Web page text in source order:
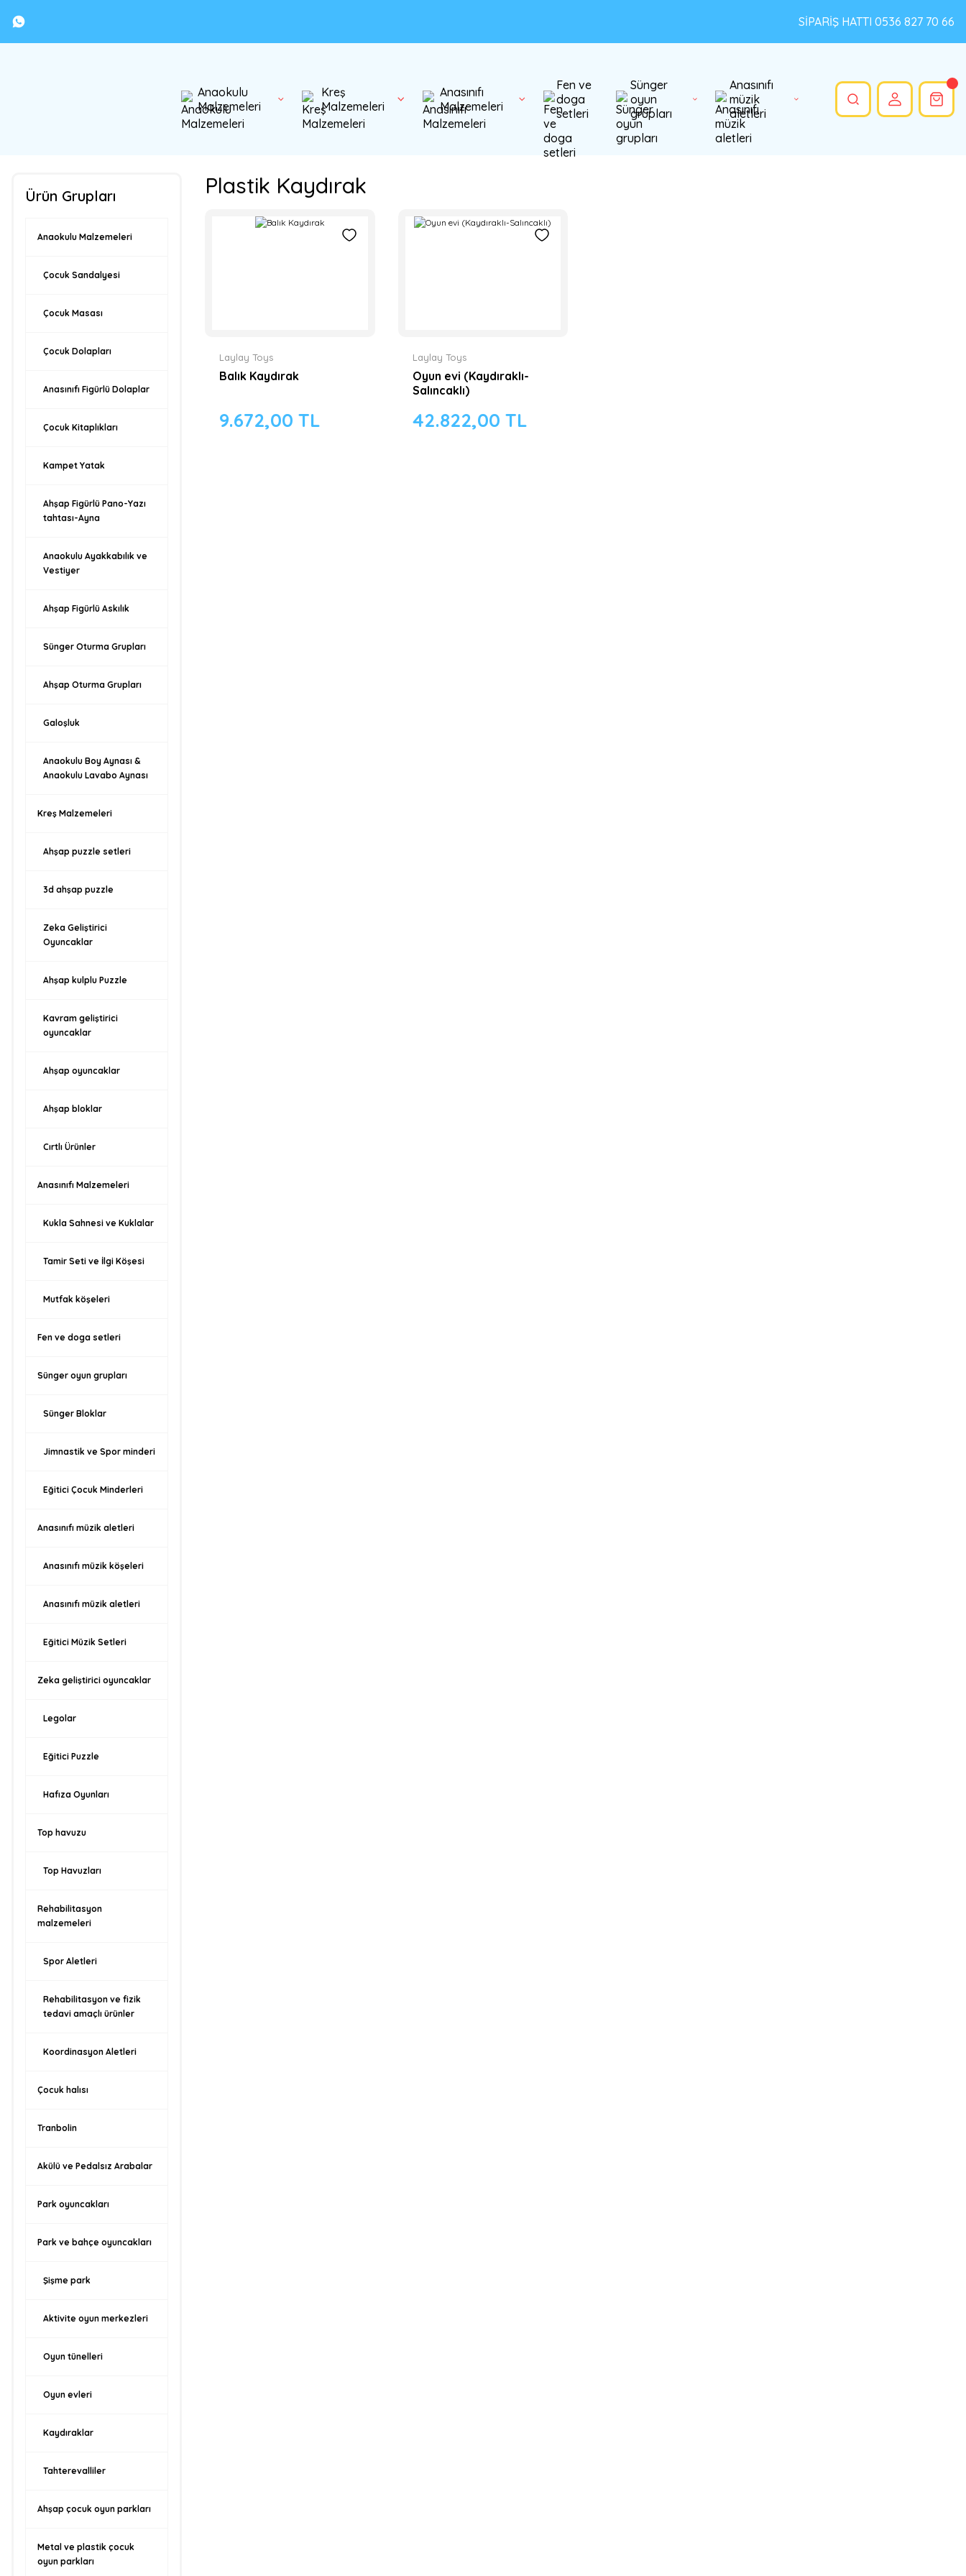
SİPARİŞ HATTI 0536 827 70 66
Anaokulu
Malzemeleri
Kreş
Malzemeleri
Anasınıfı
Malzemeleri
Fen ve
doga
setleri
Sünger
oyun
grupları
Anasınıfı
müzik
aletleri
Ürün Grupları
Anaokulu Malzemeleri
Çocuk Sandalyesi
Çocuk Masası
Çocuk Dolapları
Anasınıfı Figürlü Dolaplar
Çocuk Kitaplıkları
Kampet Yatak
Ahşap Figürlü Pano-Yazı
tahtası-Ayna
Anaokulu Ayakkabılık ve
Vestiyer
Ahşap Figürlü Askılık
Sünger Oturma Grupları
Ahşap Oturma Grupları
Galoşluk
Anaokulu Boy Aynası &
Anaokulu Lavabo Aynası
Kreş Malzemeleri
Ahşap puzzle setleri
3d ahşap puzzle
Zeka Geliştirici
Oyuncaklar
Ahşap kulplu Puzzle
Kavram geliştirici
oyuncaklar
Ahşap oyuncaklar
Ahşap bloklar
Cırtlı Ürünler
Anasınıfı Malzemeleri
Kukla Sahnesi ve Kuklalar
Tamir Seti ve İlgi Köşesi
Mutfak köşeleri
Fen ve doga setleri
Sünger oyun grupları
Sünger Bloklar
Jimnastik ve Spor minderi
Eğitici Çocuk Minderleri
Anasınıfı müzik aletleri
Anasınıfı müzik köşeleri
Anasınıfı müzik aletleri
Eğitici Müzik Setleri
Zeka geliştirici oyuncaklar
Legolar
Eğitici Puzzle
Hafıza Oyunları
Top havuzu
Top Havuzları
Rehabilitasyon
malzemeleri
Spor Aletleri
Rehabilitasyon ve fizik
tedavi amaçlı ürünler
Koordinasyon Aletleri
Çocuk halısı
Tranbolin
Akülü ve Pedalsız Arabalar
Park oyuncakları
Park ve bahçe oyuncakları
Şişme park
Aktivite oyun merkezleri
Oyun tünelleri
Oyun evleri
Kaydıraklar
Tahterevalliler
Ahşap çocuk oyun parkları
Metal ve plastik çocuk
oyun parkları
Plastik Kaydırak
Laylay Toys
Balık Kaydırak
9.672,00 TL
Laylay Toys
Oyun evi (Kaydıraklı-
Salıncaklı)
42.822,00 TL